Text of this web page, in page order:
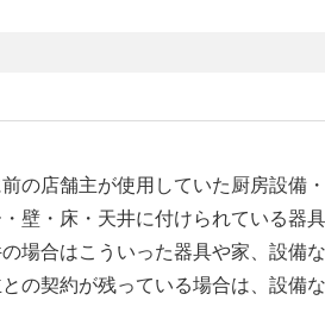
の店舗主が使用していた厨房設備
壁・床・天井に付けられている器
場合はこういった器具や家、設備
の契約が残っている場合は、設備